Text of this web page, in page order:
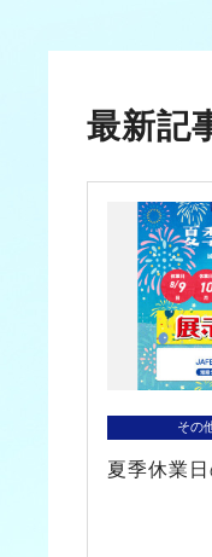
最新記
その
夏季休業